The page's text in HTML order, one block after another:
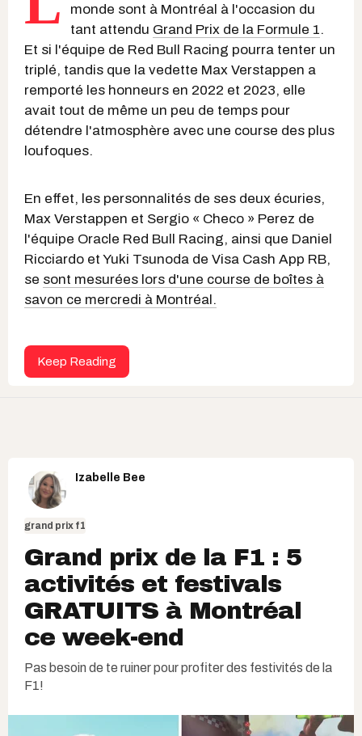
monde sont à Montréal à l'occasion du
tant attendu Grand Prix de la Formule 1.
Et si l'équipe de Red Bull Racing pourra tenter un
triplé, tandis que la vedette Max Verstappen a
remporté les honneurs en 2022 et 2023, elle
avait tout de même un peu de temps pour
détendre l'atmosphère avec une course des plus
loufoques.
En effet, les personnalités de ses deux écuries,
Max Verstappen et Sergio « Checo » Perez de
l'équipe Oracle Red Bull Racing, ainsi que Daniel
Ricciardo et Yuki Tsunoda de Visa Cash App RB,
se sont mesurées lors d'une course de boîtes à
savon ce mercredi à Montréal.
Keep Reading
Izabelle Bee
grand prix f1
Grand prix de la F1 : 5
activités et festivals
GRATUITS à Montréal
ce week-end
Pas besoin de te ruiner pour profiter des festivités de la
F1!